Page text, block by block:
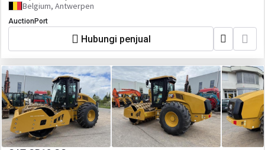
Belgium, Antwerpen
AuctionPort
Hubungi penjual